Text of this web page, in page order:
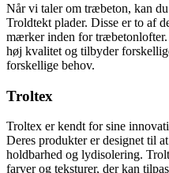
Når vi taler om træbeton, kan
Troldtekt plader. Disse er to af
mærker inden for
høj kvalitet og tilbyder
forskellige behov.
Troltex
Troltex er kendt for sine
Deres produkter er designet til
holdbarhed og lydisolering.
farver og teksturer, der kan